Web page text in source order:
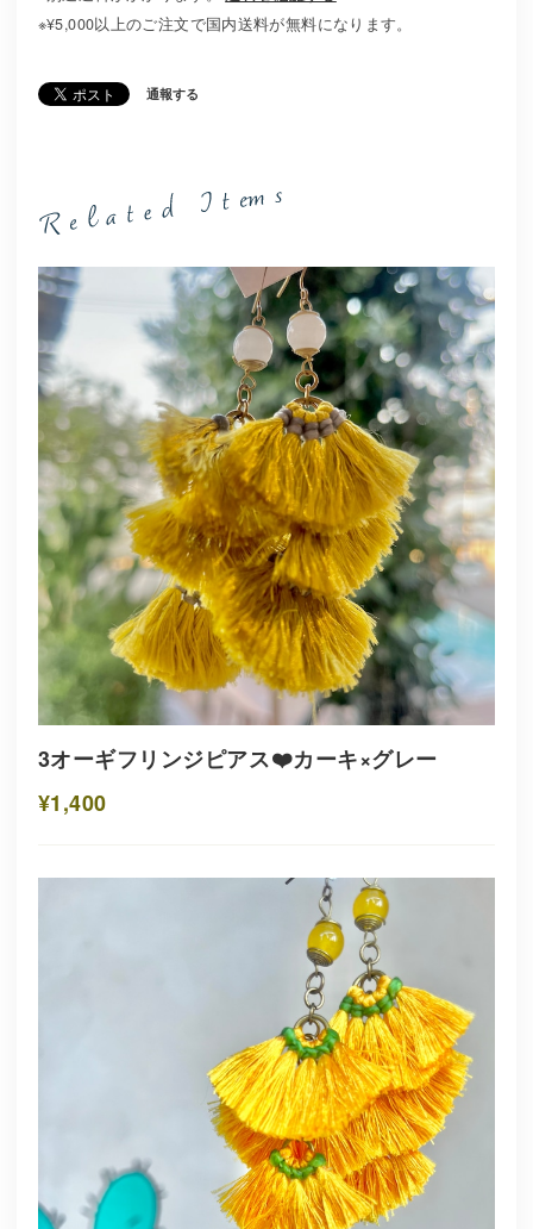
※¥5,000以上のご注文で国内送料が無料になります。
通報する
3オーギフリンジピアス❤️カーキ×グレー
¥1,400